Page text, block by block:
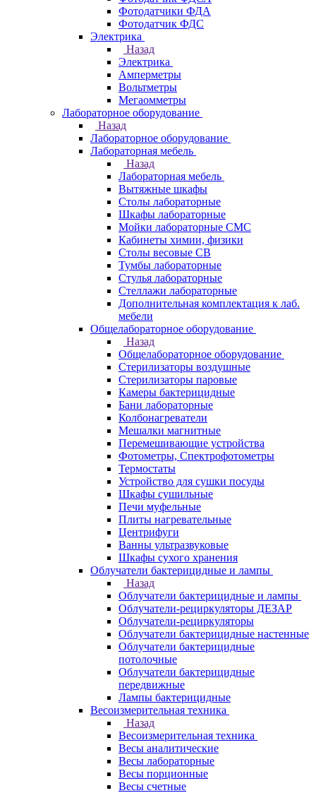
Фотодатчики ФДА
Фотодатчик ФДС
Электрика
Назад
Электрика
Амперметры
Вольтметры
Мегаомметры
Лабораторное оборудование
Назад
Лабораторное оборудование
Лабораторная мебель
Назад
Лабораторная мебель
Вытяжные шкафы
Столы лабораторные
Шкафы лабораторные
Мойки лабораторные СМС
Кабинеты химии, физики
Столы весовые СВ
Тумбы лабораторные
Стулья лабораторные
Стеллажи лабораторные
Дополнительная комплектация к лаб.
мебели
Общелабораторное оборудование
Назад
Общелабораторное оборудование
Стерилизаторы воздушные
Стерилизаторы паровые
Камеры бактерицидные
Бани лабораторные
Колбонагреватели
Мешалки магнитные
Перемешивающие устройства
Фотометры, Спектрофотометры
Термостаты
Устройство для сушки посуды
Шкафы сушильные
Печи муфельные
Плиты нагревательные
Центрифуги
Ванны ультразвуковые
Шкафы сухого хранения
Облучатели бактерицидные и лампы
Назад
Облучатели бактерицидные и лампы
Облучатели-рециркуляторы ДЕЗАР
Облучатели-рециркуляторы
Облучатели бактерицидные настенные
Облучатели бактерицидные
потолочные
Облучатели бактерицидные
передвижные
Лампы бактерицидные
Весоизмерительная техника
Назад
Весоизмерительная техника
Весы аналитические
Весы лабораторные
Весы порционные
Весы счетные